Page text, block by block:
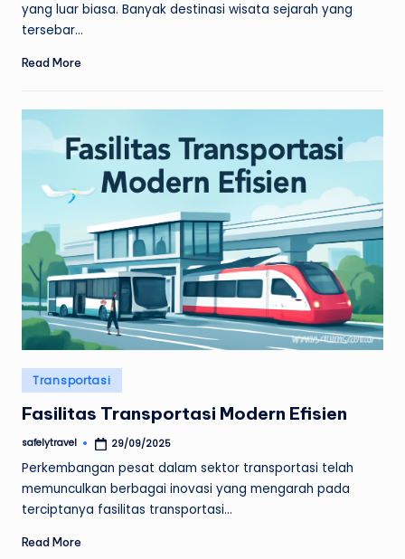
yang luar biasa. Banyak destinasi wisata sejarah yang
tersebar…
Read More
Posted
in
Transportasi
Fasilitas Transportasi Modern Efisien
Posted
safelytravel 29/09/2025
Perkembangan pesat dalam sektor transportasi telah
memunculkan berbagai inovasi yang mengarah pada
terciptanya fasilitas transportasi…
Read More